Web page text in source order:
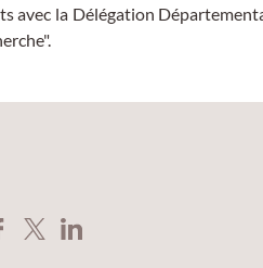
avec la Délégation
sur Facebook
Partager sur XPartager sur LinkedIn